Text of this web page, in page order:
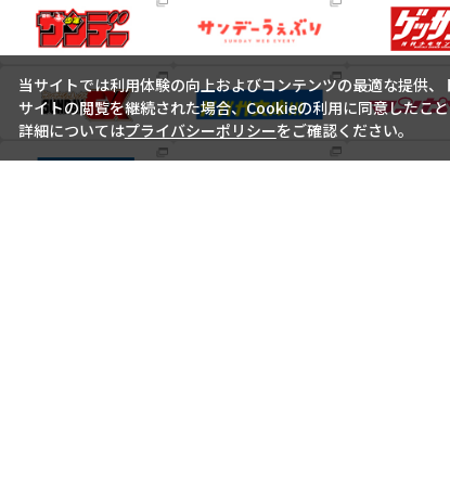
当サイトでは利用体験の向上およびコンテンツの最適な提供
サイトの閲覧を継続された場合、Cookieの利用に同意したこと
詳細についてはプライバシーポリシーをご確認ください。